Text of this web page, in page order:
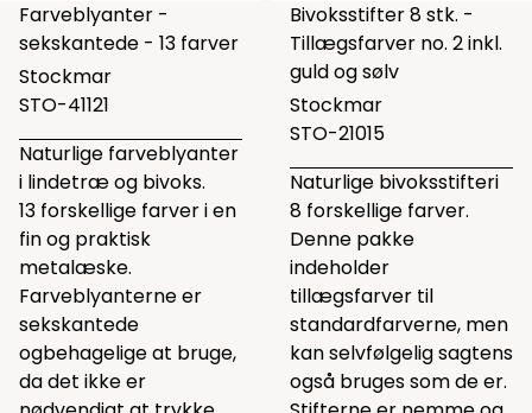
Farveblyanter -
sekskantede - 13 farver
Stockmar
STO-41121
Naturlige farveblyanter
i lindetræ og bivoks.
13 forskellige farver i en
fin og praktisk
metalæske.
Farveblyanterne er
sekskantede
ogbehagelige at bruge,
da det ikke er
Bivoksstifter 8 stk. -
Tillægsfarver no. 2 inkl.
guld og sølv
Stockmar
STO-21015
Naturlige bivoksstifteri
8 forskellige farver.
Denne pakke
indeholder
tillægsfarver til
standardfarverne, men
kan selvfølgelig sagtens
også bruges som de er.